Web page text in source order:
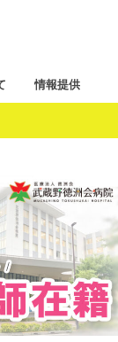
情報提供